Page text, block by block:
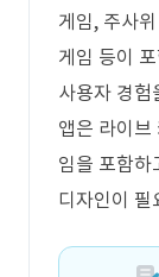
게임, 주사
게임 등이
사용자 경험
앱은 라이브
임을 포함하
디자인이 필